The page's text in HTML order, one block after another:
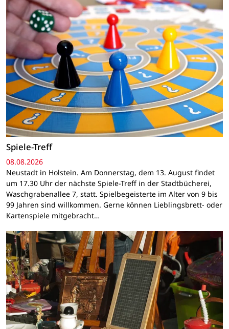
Spiele-Treff
08.08.2026
Neustadt in Holstein. Am Donnerstag, dem 13. August findet
um 17.30 Uhr der nächste Spiele-Treff in der Stadtbücherei,
Waschgrabenallee 7, statt. Spielbegeisterte im Alter von 9 bis
99 Jahren sind willkommen. Gerne können Lieblingsbrett- oder
Kartenspiele mitgebracht…